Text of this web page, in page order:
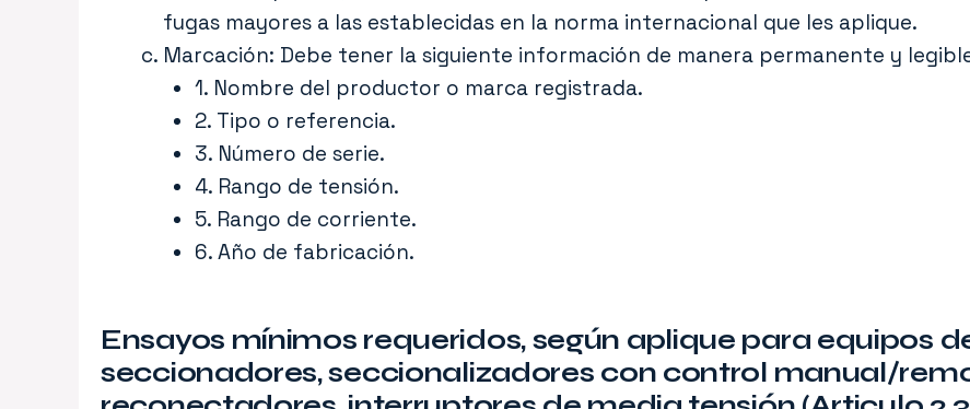
fugas mayores a las establecidas en la norma internacional que les aplique.
Marcación: Debe tener la siguiente información de manera permanente y
1. Nombre del productor o marca registrada.
2. Tipo o referencia.
3. Número de serie.
4. Rango de tensión.
5. Rango de corriente.
6. Año de fabricación.
Ensayos mínimos requeridos, según aplique para equipos
seccionadores, seccionalizadores con control manual/